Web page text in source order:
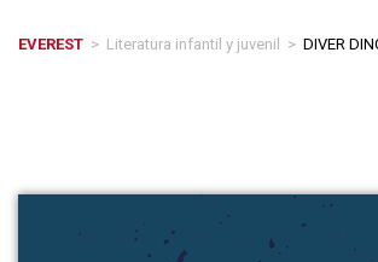
EVEREST > Literatura infantil y juvenil > DIVER